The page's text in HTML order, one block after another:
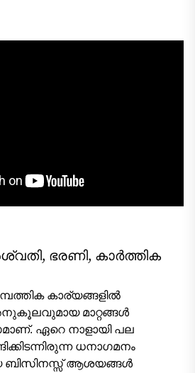
ഭരണി, കാർത്തിക
കാര്യങ്ങളിൽ
മാറ്റങ്ങൾ
ഏറെ നാളായി പല
ധനാഗമനം
ബിസിനസ്സ് ആശയങ്ങൾ